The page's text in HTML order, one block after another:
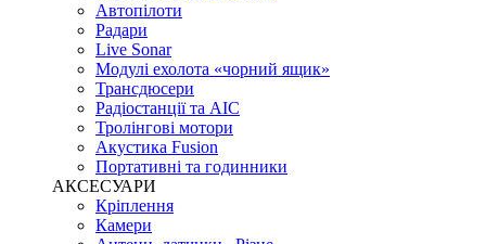
Автопілоти
Радари
Live Sonar
Модулі ехолота «чорний ящик»
Трансдюсери
Радіостанції та АІС
Тролінгові мотори
Акустика Fusion
Портативні та годинники
АКСЕСУАРИ
Кріплення
Камери